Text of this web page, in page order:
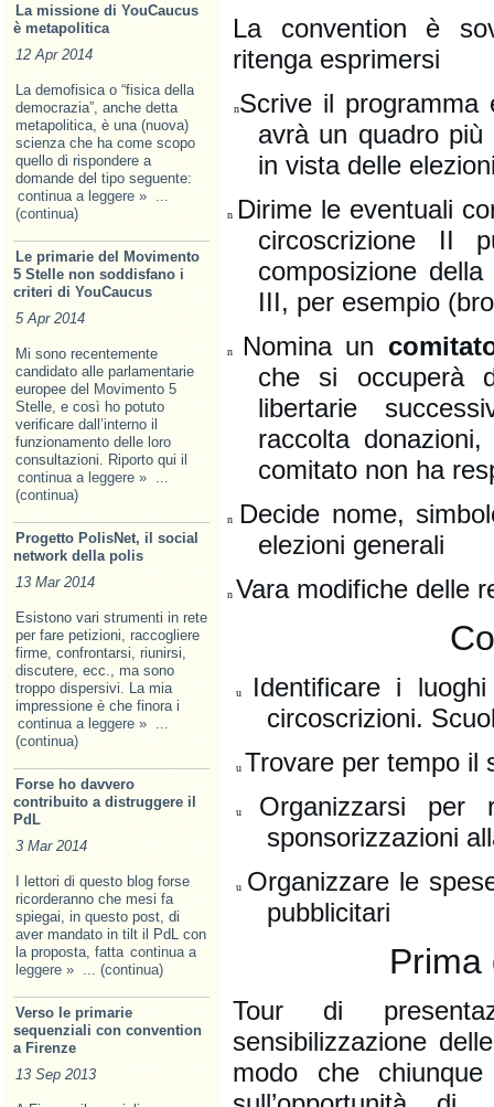
La missione di YouCaucus
è metapolitica
12 Apr 2014
La demofisica o “fisica della
democrazia”, anche detta
metapolitica, è una (nuova)
scienza che ha come scopo
quello di rispondere a
domande del tipo seguente:
continua a leggere » ...
(continua)
Le primarie del Movimento
5 Stelle non soddisfano i
criteri di YouCaucus
5 Apr 2014
Mi sono recentemente
candidato alle parlamentarie
europee del Movimento 5
Stelle, e così ho potuto
verificare dall’interno il
funzionamento delle loro
consultazioni. Riporto qui il
continua a leggere » ...
(continua)
Progetto PolisNet, il social
network della polis
13 Mar 2014
Esistono vari strumenti in rete
per fare petizioni, raccogliere
firme, confrontarsi, riunirsi,
discutere, ecc., ma sono
troppo dispersivi. La mia
impressione è che finora i
continua a leggere » ...
(continua)
Forse ho davvero
contribuito a distruggere il
PdL
3 Mar 2014
I lettori di questo blog forse
ricorderanno che mesi fa
spiegai, in questo post, di
aver mandato in tilt il PdL con
la proposta, fatta continua a
leggere » ... (continua)
Verso le primarie
sequenziali con convention
a Firenze
13 Sep 2013
La convention è
ritenga esprimersi
nScrive il programma
avrà un quadro più
in vista delle
n Dirime le eventuali
circoscrizione II
composizione
III, per esempio
n Nomina un
che si occuperà
libertarie
raccolta
comitato non ha
n
Decide nome,
elezioni generali
n Vara modifiche delle
u
Identificare i
circoscrizioni.
u Trovare per tempo il
u
Organizzarsi per
sponsorizzazioni
u Organizzare le
pubblicitari
Prima
Tour di
sensibilizzazione
modo che